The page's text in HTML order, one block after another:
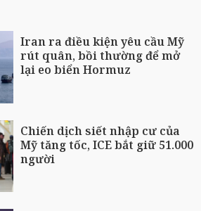
Iran ra điều kiện yêu cầu Mỹ
rút quân, bồi thường để mở
lại eo biển Hormuz
Chiến dịch siết nhập cư của
Mỹ tăng tốc, ICE bắt giữ 51.000
người